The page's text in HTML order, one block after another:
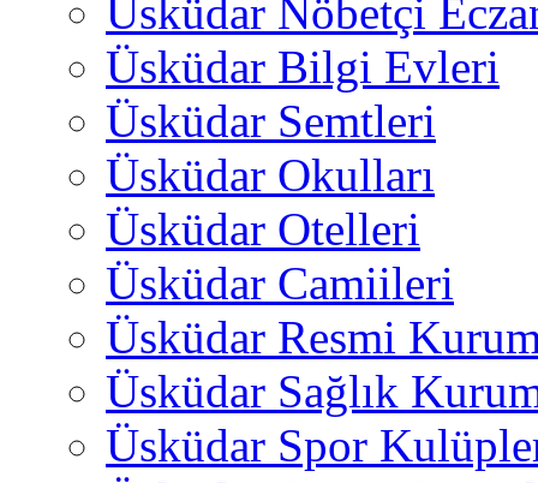
Üsküdar Nöbetçi
Üsküdar Bilgi Evleri
Üsküdar Semtleri
Üsküdar Okulları
Üsküdar Otelleri
Üsküdar Camiileri
Üsküdar Resmi
Üsküdar Sağlık
Üsküdar Spor